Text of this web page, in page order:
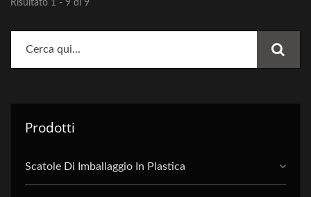
Risultato 1 - 9 di 9
Prodotti
Scatole Di Imballaggio In Plastica